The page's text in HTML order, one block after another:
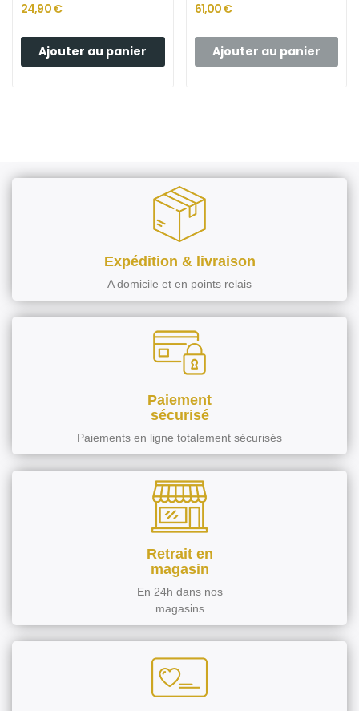
24,90 €
Ajouter au panier
61,00 €
Ajouter au panier
Expédition & livraison
A domicile et en points relais
Paiement
sécurisé
Paiements en ligne totalement sécurisés
Retrait en
magasin
En 24h dans nos
magasins